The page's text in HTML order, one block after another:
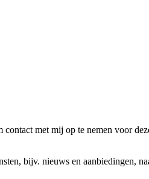
met mij op te nemen voor
bijv. nieuws en aanbiedingen,